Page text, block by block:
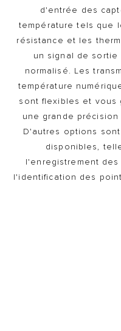
d'entrée des
température tels que
résistance et les
un signal de sortie
normalisé. Les
température
sont flexibles et vous
une grande précision
D'autres options
disponibles,
l'enregistrement
l'identification des